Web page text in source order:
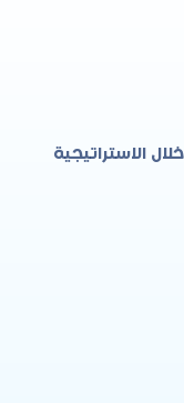
الاستراتيجية